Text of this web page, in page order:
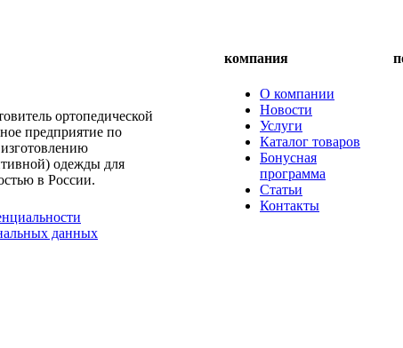
ортопедической
предприятие по
одежды для
в России.
данных
компания
О компании
Новости
Услуги
Каталог товаров
Бонусная
программа
Статьи
Контакты